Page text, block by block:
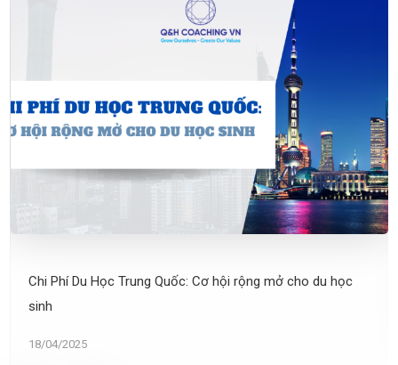
Chi Phí Du Học Trung Quốc: Cơ hội rộng mở cho du học
sinh
18/04/2025